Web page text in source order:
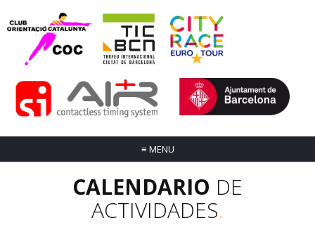
≡ MENU
CALENDARIO DE
ACTIVIDADES.